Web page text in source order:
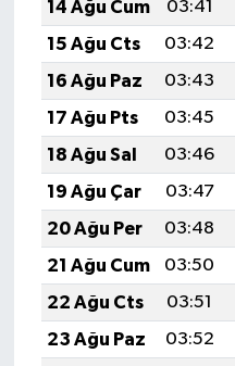
14 Ağu Cum
03:41
15 Ağu Cts
03:42
16 Ağu Paz
03:43
17 Ağu Pts
03:45
18 Ağu Sal
03:46
19 Ağu Çar
03:47
20 Ağu Per
03:48
21 Ağu Cum
03:50
22 Ağu Cts
03:51
23 Ağu Paz
03:52